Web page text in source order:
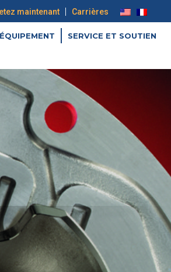
maintenant | Carrières
ÉQUIPEMENT SERVICE ET SOUTIEN